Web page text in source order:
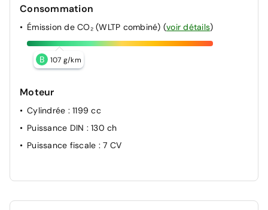
Consommation
Émission de CO₂ (WLTP combiné) (voir détails)
B 107 g/km
Moteur
Cylindrée : 1199 cc
Puissance DIN : 130 ch
Puissance fiscale : 7 CV